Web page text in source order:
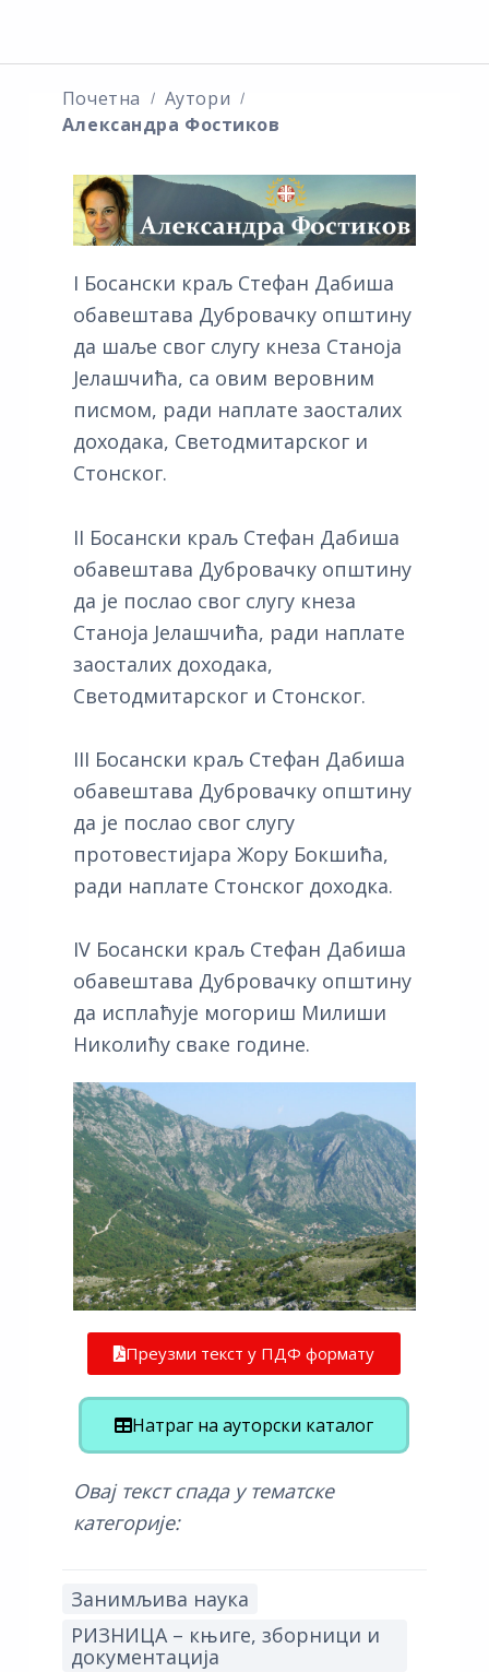
Почетна
Аутори
Александра Фостиков
I Босански краљ Стефан Дабиша
обавештава Дубровачку општину
да шаље свог слугу кнеза Станоја
Јелашчића, са овим веровним
писмом, ради наплате заосталих
доходака, Светодмитарског и
Стонског.
II Босански краљ Стефан Дабиша
обавештава Дубровачку општину
да је послао свог слугу кнеза
Станоја Јелашчића, ради наплате
заосталих доходака,
Светодмитарског и Стонског.
III Босански краљ Стефан Дабиша
обавештава Дубровачку општину
да је послао свог слугу
протовестијара Жору Бокшића,
ради наплате Стонског доходка.
IV Босански краљ Стефан Дабиша
обавештава Дубровачку општину
да исплаћује могориш Милиши
Николићу сваке године.
Преузми текст у ПДФ формату
Натраг на ауторски каталог
Овај текст спада у тематске
категорије:
Занимљива наука
РИЗНИЦА – књиге, зборници и
документација